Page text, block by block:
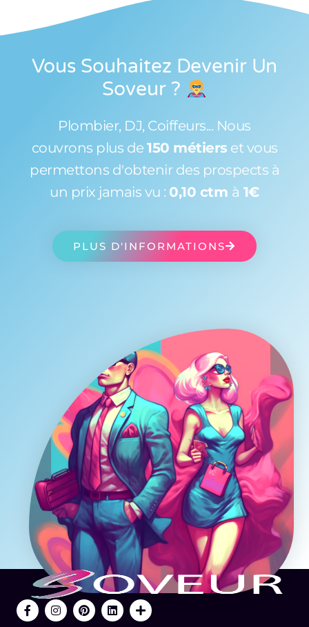
Vous Souhaitez Devenir Un
Soveur ?
Plombier, DJ, Coiffeurs... Nous
couvrons plus de 150 métiers et vous
permettons d'obtenir des prospects à
un prix jamais vu : 0,10 ctm à 1€
PLUS D'INFORMATIONS